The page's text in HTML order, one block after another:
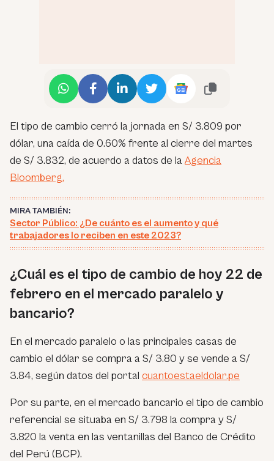
El tipo de cambio cerró la jornada en S/ 3.809 por
dólar, una caída de 0.60% frente al cierre del martes
de S/ 3.832, de acuerdo a datos de la Agencia
Bloomberg.
MIRA TAMBIÉN:
Sector Público: ¿De cuánto es el aumento y qué
trabajadores lo reciben en este 2023?
¿Cuál es el tipo de cambio de hoy 22 de
febrero en el mercado paralelo y
bancario?
En el mercado paralelo o las principales casas de
cambio el dólar se compra a S/ 3.80 y se vende a S/
3.84, según datos del portal cuantoestaeldolar.pe
Por su parte, en el mercado bancario el tipo de cambio
referencial se situaba en S/ 3.798 la compra y S/
3.820 la venta en las ventanillas del Banco de Crédito
del Perú (BCP).